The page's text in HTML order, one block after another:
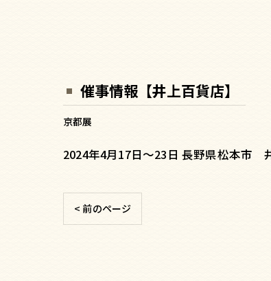
催事情報【井上百貨店】
京都展
2024年4月17日〜23日 長野県松本市
< 前のページ